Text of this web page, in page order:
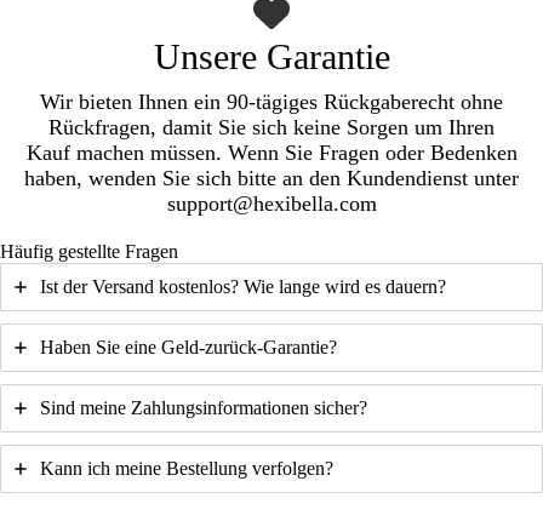
Unsere Garantie
Wir bieten Ihnen ein 90-tägiges Rückgaberecht ohne
Rückfragen, damit Sie sich keine Sorgen um Ihren
Kauf machen müssen. Wenn Sie Fragen oder Bedenken
haben, wenden Sie sich bitte an den Kundendienst unter
support@hexibella.com
Häufig gestellte Fragen
Ist der Versand kostenlos? Wie lange wird es dauern?
Haben Sie eine Geld-zurück-Garantie?
Sind meine Zahlungsinformationen sicher?
Kann ich meine Bestellung verfolgen?